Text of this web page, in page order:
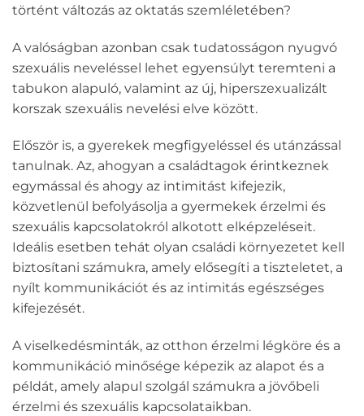
történt változás az oktatás szemléletében?
A valóságban azonban csak tudatosságon nyugvó
szexuális neveléssel lehet egyensúlyt teremteni a
tabukon alapuló, valamint az új, hiperszexualizált
korszak szexuális nevelési elve között.
Először is, a gyerekek megfigyeléssel és utánzással
tanulnak. Az, ahogyan a családtagok érintkeznek
egymással és ahogy az intimitást kifejezik,
közvetlenül befolyásolja a gyermekek érzelmi és
szexuális kapcsolatokról alkotott elképzeléseit.
Ideális esetben tehát olyan családi környezetet kell
biztosítani számukra, amely elősegíti a tiszteletet, a
nyílt kommunikációt és az intimitás egészséges
kifejezését.
A viselkedésminták, az otthon érzelmi légköre és a
kommunikáció minősége képezik az alapot és a
példát, amely alapul szolgál számukra a jövőbeli
érzelmi és szexuális kapcsolataikban.